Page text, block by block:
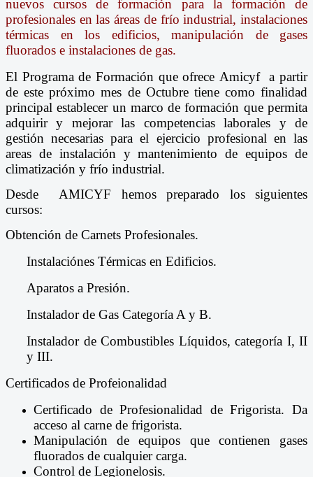
nuevos cursos de formación para la formación de
profesionales en las áreas de frío industrial, instalaciones
térmicas en los edificios, manipulación de gases
fluorados e instalaciones de gas.
El Programa de Formación que ofrece Amicyf a partir
de este próximo mes de Octubre tiene como finalidad
principal establecer un marco de formación que permita
adquirir y mejorar las competencias laborales y de
gestión necesarias para el ejercicio profesional en las
areas de instalación y mantenimiento de equipos de
climatización y frío industrial.
Desde AMICYF hemos preparado los siguientes
cursos:
Obtención de Carnets Profesionales.
Instalaciónes Térmicas en Edificios.
Aparatos a Presión.
Instalador de Gas Categoría A y B.
Instalador de Combustibles Líquidos, categoría I, II
y III.
Certificados de Profeionalidad
Certificado de Profesionalidad de Frigorista. Da
acceso al carne de frigorista.
Manipulación de equipos que contienen gases
fluorados de cualquier carga.
Control de Legionelosis.